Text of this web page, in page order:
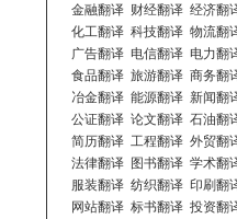
金融翻译 财经翻译 经济翻
化工翻译 科技翻译 物流翻
广告翻译 电信翻译 电力翻
食品翻译 旅游翻译 商务翻
冶金翻译 能源翻译 新闻翻
公证翻译 论文翻译 石油翻
简历翻译 工程翻译 外贸翻
法律翻译 图书翻译 学术翻
服装翻译 纺织翻译 印刷翻
网站翻译 标书翻译 投资翻